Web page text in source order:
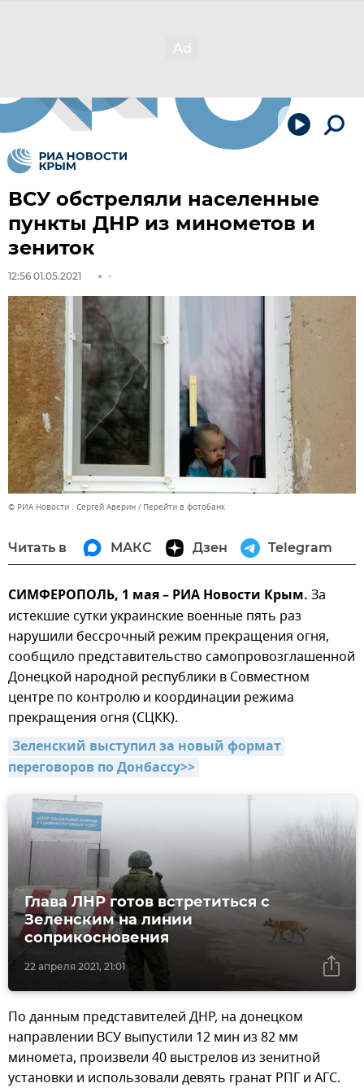
ВСУ обстреляли населенные
пункты ДНР из минометов и
зениток
12:56 01.05.2021
© РИА Новости . Сергей Аверин Перейти в фотобанк
Читать в МАКС Дзен Telegram
СИМФЕРОПОЛЬ, 1 мая – РИА Новости Крым. За
истекшие сутки украинские военные пять раз
нарушили бессрочный режим прекращения огня,
сообщило представительство самопровозглашенной
Донецкой народной республики в Совместном
центре по контролю и координации режима
прекращения огня (СЦКК).
Зеленский выступил за новый формат
переговоров по Донбассу>>
22 апреля 2021, 21:01
Глава ЛНР готов встретиться с
Зеленским на линии
соприкосновения
По данным представителей ДНР, на донецком
направлении ВСУ выпустили 12 мин из 82 мм
миномета, произвели 40 выстрелов из зенитной
установки и использовали девять гранат РПГ и АГС.